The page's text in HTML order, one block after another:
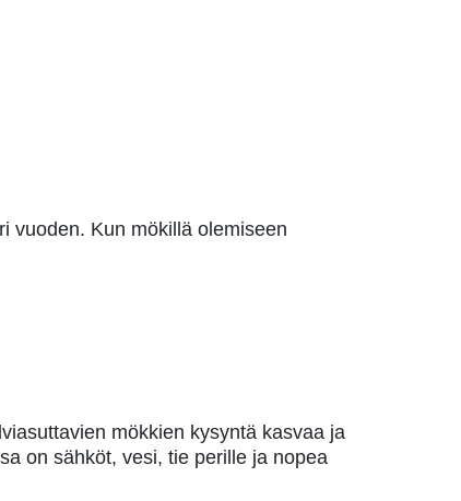
vuoden. Kun mökillä olemiseen
mökkien kysyntä kasvaa ja
on sähköt, vesi, tie perille ja nopea